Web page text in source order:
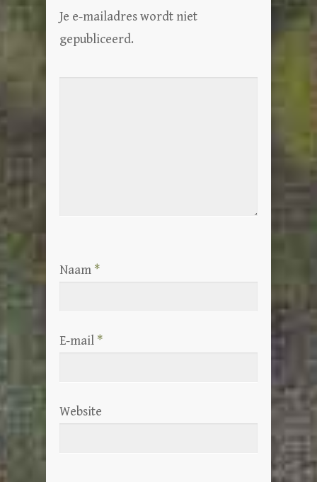
Je e-mailadres wordt niet
gepubliceerd.
Naam *
E-mail *
Website